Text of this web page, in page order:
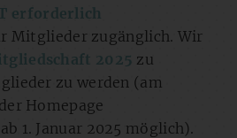
erforderlich
Mitglieder zugänglich. Wir
2025 zu
zu werden (am
Homepage
1. Januar 2025 möglich).